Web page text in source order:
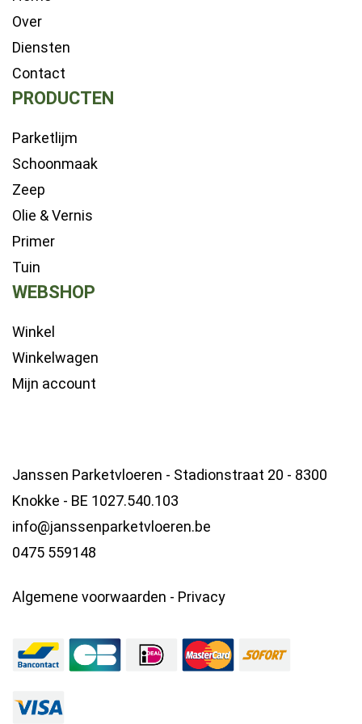
Over
Diensten
Contact
PRODUCTEN
Parketlijm
Schoonmaak
Zeep
Olie & Vernis
Primer
Tuin
WEBSHOP
Winkel
Winkelwagen
Mijn account
Janssen Parketvloeren - Stadionstraat 20 - 8300
Knokke - BE 1027.540.103
info@janssenparketvloeren.be
0475 559148
Algemene voorwaarden - Privacy